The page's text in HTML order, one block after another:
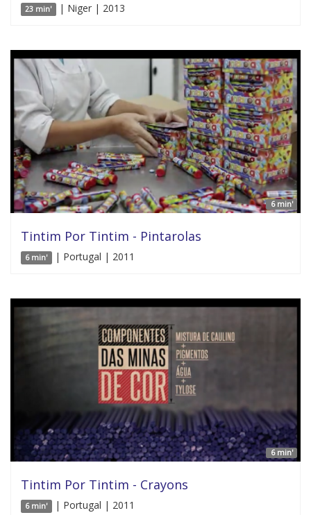
23 min' | Niger | 2013
6 min'
Tintim Por Tintim - Pintarolas
6 min' | Portugal | 2011
6 min'
Tintim Por Tintim - Crayons
6 min' | Portugal | 2011